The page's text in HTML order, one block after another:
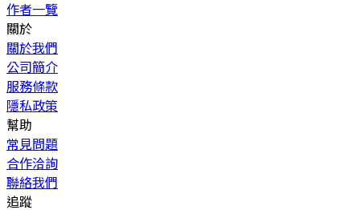
作者一覽
關於
關於我們
公司簡介
服務條款
隱私政策
幫助
常見問題
合作洽詢
聯絡我們
追蹤